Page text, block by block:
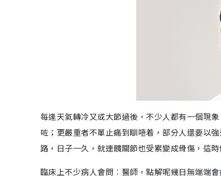
每逢天氣轉冷又或大節過後，不少人都有一個現
咗；更嚴重者不單止痛到瞓唔着，部分人還要以
路，日子一久，就連髖關節也受累變成骨傷，這
臨床上不少病人會問︰醫師，點解呢幾日無端端